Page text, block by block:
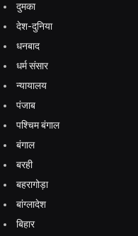
दुमका
देश-दुनिया
धनबाद
धर्म संसार
न्यायालय
पंजाब
पश्चिम बंगाल
बंगाल
बरही
बहरागोड़ा
बांग्लादेश
बिहार